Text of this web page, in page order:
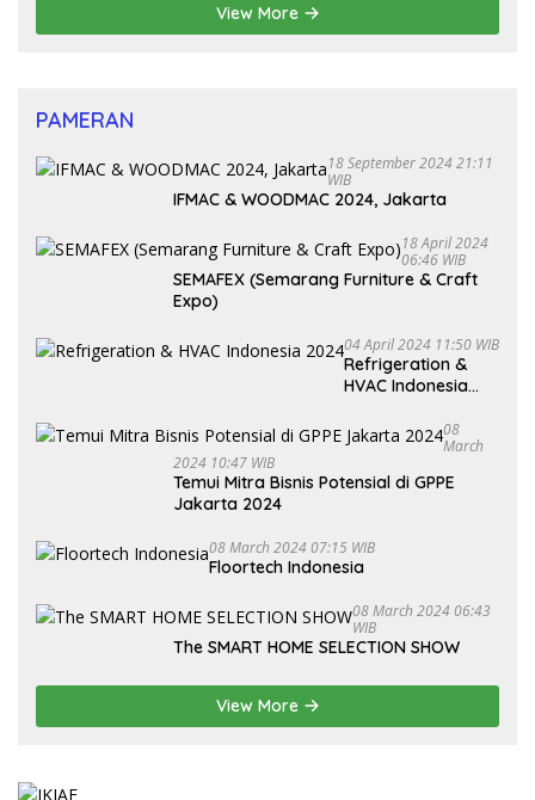
View More
PAMERAN
18 September 2024 21:11
WIB
IFMAC & WOODMAC 2024, Jakarta
18 April 2024
06:46 WIB
SEMAFEX (Semarang Furniture & Craft
Expo)
04 April 2024 11:50 WIB
Refrigeration &
HVAC Indonesia
08
March
2024 10:47 WIB
Temui Mitra Bisnis Potensial di GPPE
Jakarta 2024
08 March 2024 07:15 WIB
Floortech Indonesia
08 March 2024 06:43
WIB
The SMART HOME SELECTION SHOW
View More